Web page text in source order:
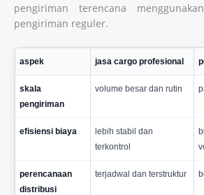
pengiriman terencana
pengiriman reguler.
aspek jasa cargo profesional
skala
pengiriman
volume besar dan rutin
efisiensi biaya
lebih stabil dan
terkontrol
perencanaan
distribusi
terjadwal dan terstruktur